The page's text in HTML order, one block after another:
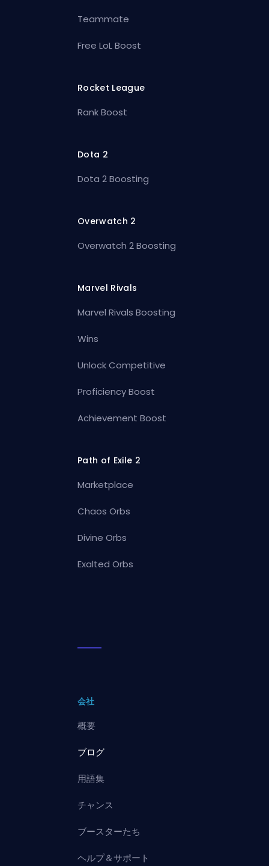
Teammate
Free LoL Boost
Rocket League
Rank Boost
Dota 2
Dota 2 Boosting
Overwatch 2
Overwatch 2 Boosting
Marvel Rivals
Marvel Rivals Boosting
Wins
Unlock Competitive
Proficiency Boost
Achievement Boost
Path of Exile 2
Marketplace
Chaos Orbs
Divine Orbs
Exalted Orbs
会社
概要
ブログ
用語集
チャンス
ブースターたち
ヘルプ＆サポート